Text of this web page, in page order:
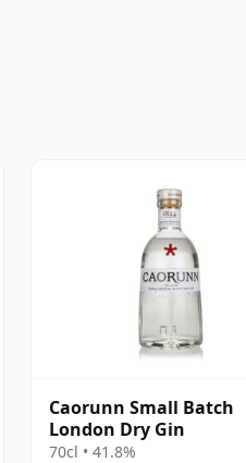
Caorunn Small Batch
London Dry Gin
70cl • 41.8%